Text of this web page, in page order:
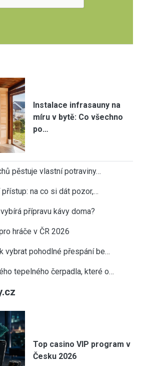
Instalace infrasauny na
míru v bytě: Co všechno
po…
pěstuje vlastní potraviny…
na co si dát pozor,…
přípravu kávy doma?
hráče v ČR 2026
vybrat pohodlné přespání be…
tepelného čerpadla, které o…
Top casino VIP program v
Česku 2026